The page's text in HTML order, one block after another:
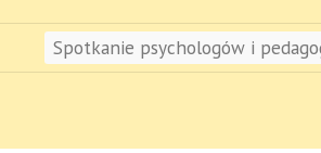
Spotkanie psychologów i